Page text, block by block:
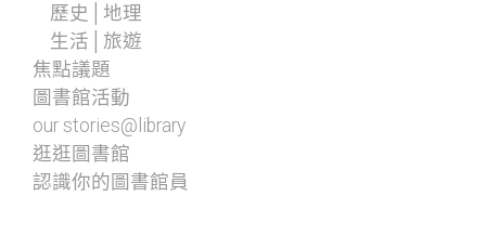
歷史│地理
生活│旅遊
焦點議題
圖書館活動
our stories@library
逛逛圖書館
認識你的圖書館員